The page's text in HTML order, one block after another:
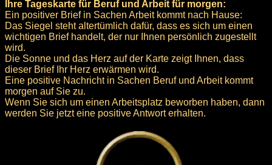
Ihre Tageskarte für Beruf und Arbeit für morgen:
Ein positiver Brief in Sachen Arbeit kommt nach Hause:
Das Siegel steht altertümlich dafür, dass es sich um einen
wichtigen Brief handelt, der nur Ihnen persönlich zugestellt
wird.
Die Sonne und das Herz auf der Karte zeigt Ihnen, dass
dieser Brief Ihr Herz erwärmen wird.
Eine positive Nachricht in Sachen Beruf und Arbeit kommt
morgen auf Sie zu.
Wenn Sie sich um einen Arbeitsplatz beworben haben, dann
werden Sie jetzt eine positive Antwort erhalten.